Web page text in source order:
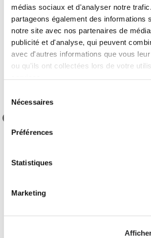
médias sociaux et d'analyser notre
partageons également des informations
notre site avec nos partenaires de
publicité et d'analyse, qui peuvent
avec d'autres informations que vous
ou qu'ils ont collectées lors de votre
consentement
Nécessaires
Préférences
Statistiques
Marketing
produits
€ 315.00